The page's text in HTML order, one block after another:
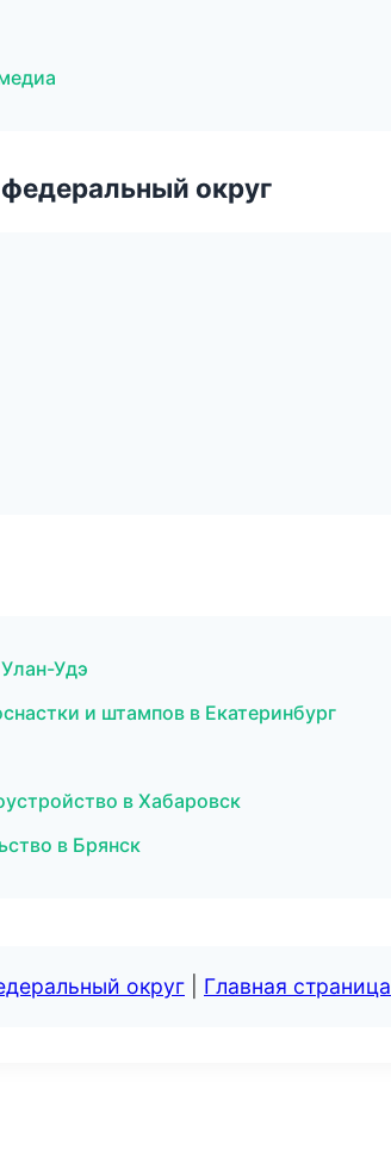
округ
Удэ
и штампов в Екатеринбург
в Хабаровск
в Брянск
округ Главная страница